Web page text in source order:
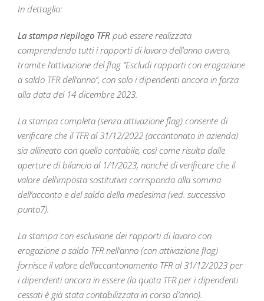
In dettaglio:
La stampa riepilogo TFR può essere realizzata
comprendendo tutti i rapporti di lavoro dell’anno ovvero,
tramite l’attivazione del flag “Escludi rapporti con erogazione
a saldo TFR dell’anno”, con solo i dipendenti ancora in forza
alla data del 14 dicembre 2023.
La stampa completa (senza attivazione flag) consente di
verificare che il TFR al 31/12/2022 (accantonato in azienda)
sia allineato con quello contabile, così come risulta dalle
aperture di bilancio al 1/1/2023, nonché di verificare che il
valore dell’imposta sostitutiva corrisponda alla somma
dell’acconto e del saldo della medesima (ved. successivo
punto7).
La stampa con esclusione dei rapporti di lavoro con
erogazione a saldo TFR nell’anno (con attivazione flag)
fornisce il valore dell’accantonamento TFR al 31/12/2023 per
i dipendenti ancora in essere (la quota TFR per i dipendenti
cessati è già stata contabilizzata in corso d’anno).